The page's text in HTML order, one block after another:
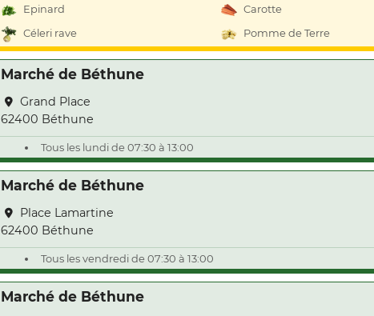
Epinard
Carotte
Céleri rave
Pomme de Terre
Marché de Béthune
Grand Place
62400 Béthune
Tous les lundi de 07:30 à 13:00
Marché de Béthune
Place Lamartine
62400 Béthune
Tous les vendredi de 07:30 à 13:00
Marché de Béthune